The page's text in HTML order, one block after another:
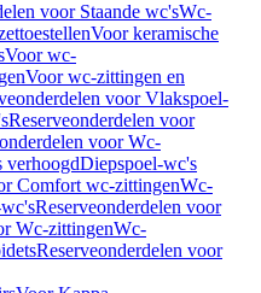
voor Staande wc'sWc-
Voor keramische
Voor wc-
Voor wc-zittingen en
voor Vlakspoel-
Reserveonderdelen voor
voor Wc-
verhoogdDiepspoel-wc's
Comfort wc-zittingenWc-
Reserveonderdelen voor
Wc-zittingenWc-
Reserveonderdelen voor